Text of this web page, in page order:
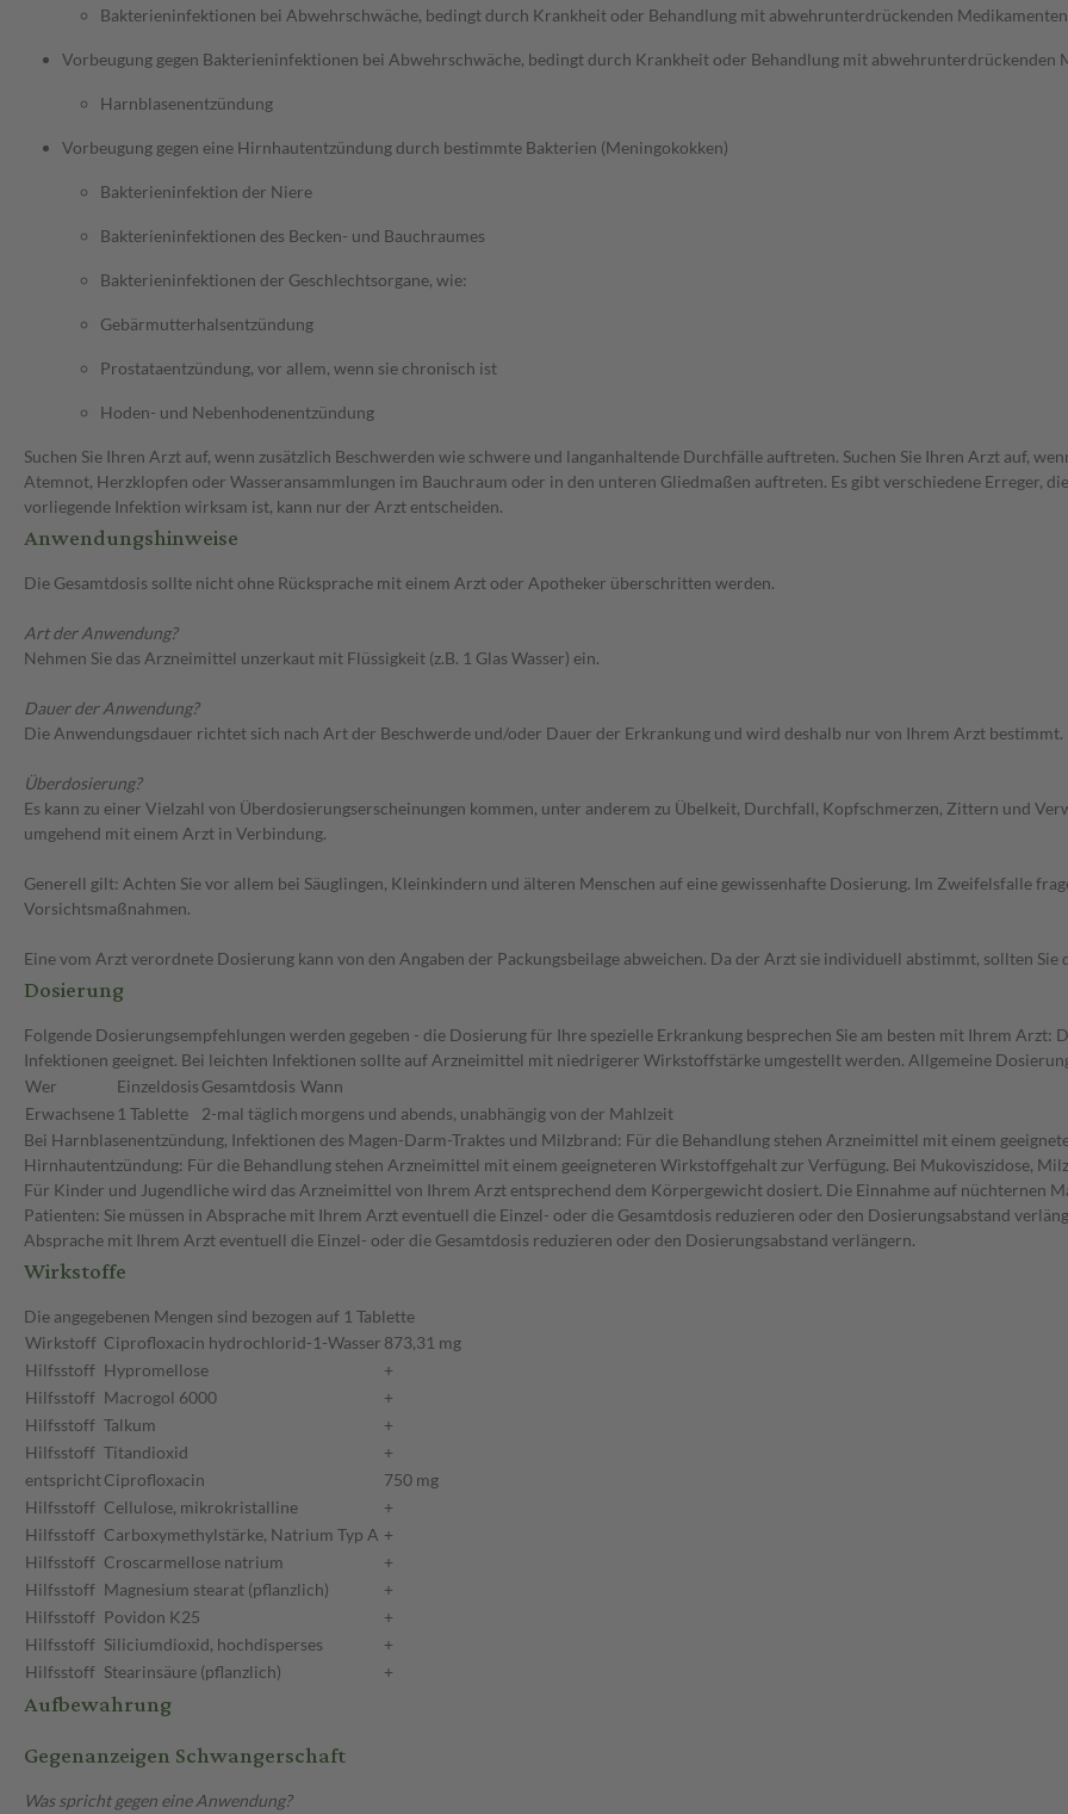
Bakterieninfektionen bei Abwehrschwäche, bedingt durch Krankheit oder Behandlung mit abwehrunterdrückenden Medikamenten
Vorbeugung gegen Bakterieninfektionen bei Abwehrschwäche, bedingt durch Krankheit oder Behandlung mit abwehrunterdrückenden
Harnblasenentzündung
Vorbeugung gegen eine Hirnhautentzündung durch bestimmte Bakterien (Meningokokken)
Bakterieninfektion der Niere
Bakterieninfektionen des Becken- und Bauchraumes
Bakterieninfektionen der Geschlechtsorgane, wie:
Gebärmutterhalsentzündung
Prostataentzündung, vor allem, wenn sie chronisch ist
Hoden- und Nebenhodenentzündung
Suchen Sie Ihren Arzt auf, wenn zusätzlich Beschwerden wie schwere und langanhaltende Durchfälle auftreten. Suchen Sie Ihren Arzt auf,
Atemnot, Herzklopfen oder Wasseransammlungen im Bauchraum oder in den unteren Gliedmaßen auftreten. Es gibt verschiedene Erreger,
vorliegende Infektion wirksam ist, kann nur der Arzt entscheiden.
Anwendungshinweise
Die Gesamtdosis sollte nicht ohne Rücksprache mit einem Arzt oder Apotheker überschritten werden.
Art der Anwendung?
Nehmen Sie das Arzneimittel unzerkaut mit Flüssigkeit (z.B. 1 Glas Wasser) ein.
Dauer der Anwendung?
Die Anwendungsdauer richtet sich nach Art der Beschwerde und/oder Dauer der Erkrankung und wird deshalb nur von Ihrem Arzt bestimmt.
Überdosierung?
Es kann zu einer Vielzahl von Überdosierungserscheinungen kommen, unter anderem zu Übelkeit, Durchfall, Kopfschmerzen, Zittern und
umgehend mit einem Arzt in Verbindung.
Generell gilt: Achten Sie vor allem bei Säuglingen, Kleinkindern und älteren Menschen auf eine gewissenhafte Dosierung. Im Zweifelsfalle
Vorsichtsmaßnahmen.
Eine vom Arzt verordnete Dosierung kann von den Angaben der Packungsbeilage abweichen. Da der Arzt sie individuell abstimmt, sollten
Dosierung
Folgende Dosierungsempfehlungen werden gegeben - die Dosierung für Ihre spezielle Erkrankung besprechen Sie am besten mit Ihrem
Infektionen geeignet. Bei leichten Infektionen sollte auf Arzneimittel mit niedrigerer Wirkstoffstärke umgestellt werden. Allgemeine
Wer
Einzeldosis Gesamtdosis Wann
Erwachsene 1 Tablette 2-mal täglich morgens und abends, unabhängig von der Mahlzeit
Bei Harnblasenentzündung, Infektionen des Magen-Darm-Traktes und Milzbrand: Für die Behandlung stehen Arzneimittel mit einem
Hirnhautentzündung: Für die Behandlung stehen Arzneimittel mit einem geeigneteren Wirkstoffgehalt zur Verfügung. Bei Mukoviszidose,
Für Kinder und Jugendliche wird das Arzneimittel von Ihrem Arzt entsprechend dem Körpergewicht dosiert. Die Einnahme auf nüchternen
Patienten: Sie müssen in Absprache mit Ihrem Arzt eventuell die Einzel- oder die Gesamtdosis reduzieren oder den Dosierungsabstand
Absprache mit Ihrem Arzt eventuell die Einzel- oder die Gesamtdosis reduzieren oder den Dosierungsabstand verlängern.
Wirkstoffe
Die angegebenen Mengen sind bezogen auf 1 Tablette
Wirkstoff Ciprofloxacin hydrochlorid-1-Wasser 873,31 mg
Hilfsstoff Hypromellose
+
Hilfsstoff Macrogol 6000
+
Hilfsstoff Talkum
+
Hilfsstoff Titandioxid
+
entsprichtCiprofloxacin
750 mg
Hilfsstoff Cellulose, mikrokristalline
+
Hilfsstoff Carboxymethylstärke, Natrium Typ A +
Hilfsstoff Croscarmellose natrium
+
Hilfsstoff Magnesium stearat (pflanzlich)
+
Hilfsstoff Povidon K25
+
Hilfsstoff Siliciumdioxid, hochdisperses
+
Hilfsstoff Stearinsäure (pflanzlich) +
Aufbewahrung
Gegenanzeigen Schwangerschaft
Was spricht gegen eine Anwendung?